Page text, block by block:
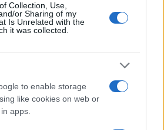
Collection, Use,
or Sharing of my
Is Unrelated with the
it was collected.
to enable storage
like cookies on web or
apps.